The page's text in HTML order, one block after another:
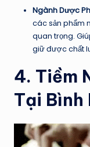
Ngành Dược
các sản phẩm
quan trọng.
giữ được chất
4. Tiềm
Tại Bình